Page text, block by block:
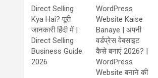
Direct Selling
Kya Hai? पूरी
जानकारी हिंदी में |
Direct Selling
Business Guide
2026
WordPress
Website Kaise
Banaye | अपनी
वर्डप्रेस वेबसाइट
कैसे बनाएं 2026? |
WordPress
Website बनाने की